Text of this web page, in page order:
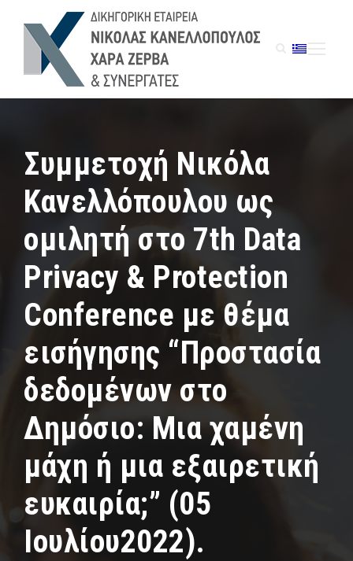
Συμμετοχή Νικόλα
Κανελλόπουλου ως
ομιλητή στο 7th Data
Privacy & Protection
Conference με θέμα
εισήγησης “Προστασία
δεδομένων στο
Δημόσιο: Μια χαμένη
μάχη ή μια εξαιρετική
ευκαιρία;” (05
Ιουλίου2022).